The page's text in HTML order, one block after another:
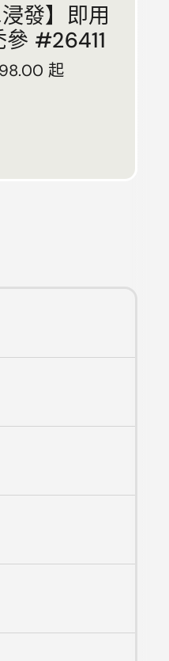
浸發】即用
參 #26411
價格 起